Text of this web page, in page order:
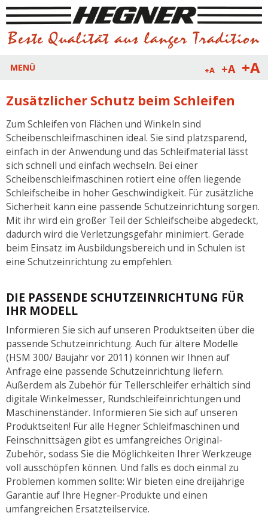
+A +A +A
MENÜ
Zusätzlicher Schutz beim Schleifen
Zum Schleifen von Flächen und Winkeln sind
Scheibenschleifmaschinen ideal. Sie sind platzsparend,
einfach in der Anwendung und das Schleifmaterial lässt
sich schnell und einfach wechseln. Bei einer
Scheibenschleifmaschinen rotiert eine offen liegende
Schleifscheibe in hoher Geschwindigkeit. Für zusätzliche
Sicherheit kann eine passende Schutzeinrichtung sorgen.
Mit ihr wird ein großer Teil der Schleifscheibe abgedeckt,
dadurch wird die Verletzungsgefahr minimiert. Gerade
beim Einsatz im Ausbildungsbereich und in Schulen ist
eine Schutzeinrichtung zu empfehlen.
DIE PASSENDE SCHUTZEINRICHTUNG FÜR
IHR MODELL
Informieren Sie sich auf unseren Produktseiten über die
passende Schutzeinrichtung. Auch für ältere Modelle
(HSM 300/ Baujahr vor 2011) können wir Ihnen auf
Anfrage eine passende Schutzeinrichtung liefern.
Außerdem als Zubehör für Tellerschleifer erhältich sind
digitale Winkelmesser, Rundschleifeinrichtungen und
Maschinenständer. Informieren Sie sich auf unseren
Produktseiten! Für alle Hegner Schleifmaschinen und
Feinschnittsägen gibt es umfangreiches Original-
Zubehör, sodass Sie die Möglichkeiten Ihrer Werkzeuge
voll ausschöpfen können. Und falls es doch einmal zu
Problemen kommen sollte: Wir bieten eine dreijährige
Garantie auf Ihre Hegner-Produkte und einen
umfangreichen Ersatzteilservice.